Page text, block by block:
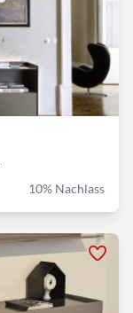
10% Nachlass